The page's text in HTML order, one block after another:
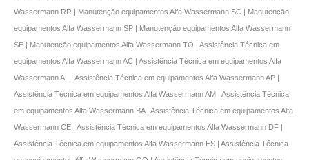
Wassermann RR | Manutençāo equipamentos Alfa Wassermann SC | Manutençāo
equipamentos Alfa Wassermann SP | Manutençāo equipamentos Alfa Wassermann
SE | Manutençāo equipamentos Alfa Wassermann TO | Assistência Técnica em
equipamentos Alfa Wassermann AC | Assistência Técnica em equipamentos Alfa
Wassermann AL | Assistência Técnica em equipamentos Alfa Wassermann AP |
Assistência Técnica em equipamentos Alfa Wassermann AM | Assistência Técnica
em equipamentos Alfa Wassermann BA | Assistência Técnica em equipamentos Alfa
Wassermann CE | Assistência Técnica em equipamentos Alfa Wassermann DF |
Assistência Técnica em equipamentos Alfa Wassermann ES | Assistência Técnica